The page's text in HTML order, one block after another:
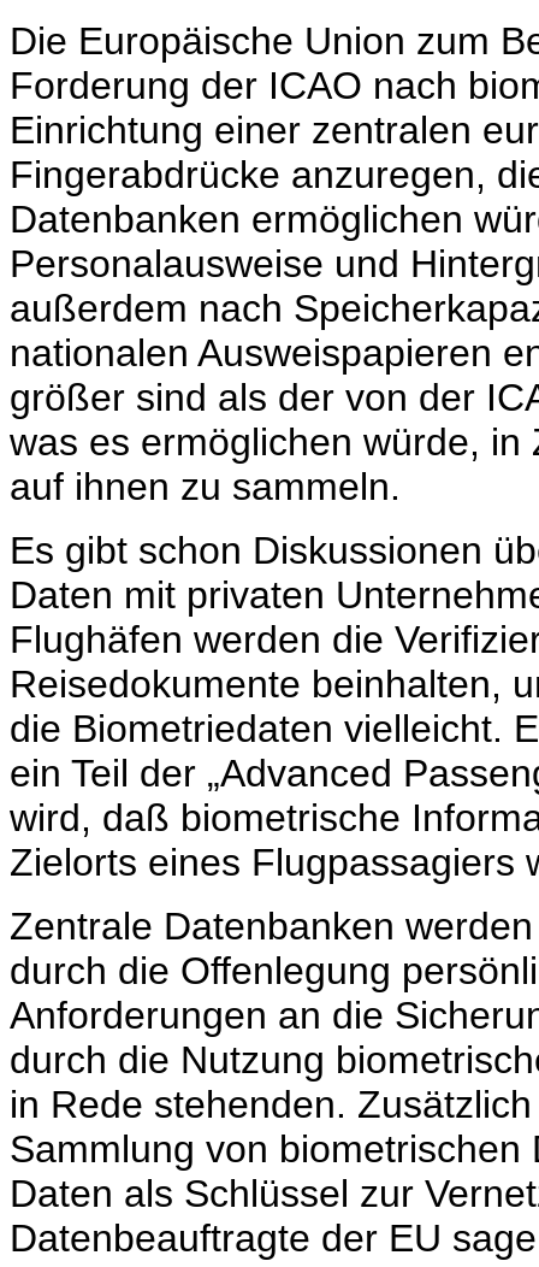
Die Europäische Union zum
Forderung der ICAO nach
Einrichtung einer zentralen
Fingerabdrücke anzuregen,
Datenbanken ermöglichen
Personalausweise und
außerdem nach
nationalen Ausweispapieren
größer sind als der von der
was es ermöglichen würde,
auf ihnen zu sammeln.
Es gibt schon Diskussionen
Daten mit privaten
Flughäfen werden die
Reisedokumente beinhalten,
die Biometriedaten vielleicht.
ein Teil der „Advanced
wird, daß biometrische
Zielorts eines Flugpassagiers
Zentrale Datenbanken
durch die Offenlegung
Anforderungen an die
durch die Nutzung
in Rede stehenden.
Sammlung von
Daten als Schlüssel zur
Datenbeauftragte der EU